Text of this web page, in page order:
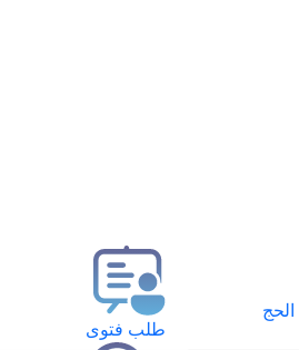
الحج
طلب فتوى